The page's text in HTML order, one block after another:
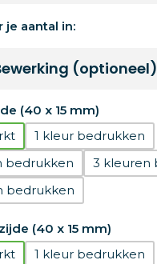
je aantal in:
(optioneel)
(40 x 15 mm)
1
3
(40 x 15 mm)
1